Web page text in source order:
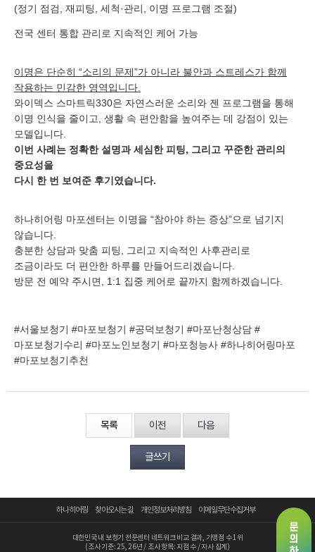
(정기 점검, 재피팅, 세척·관리, 이명 프로그램 조절)
전국 센터 통합 관리로 지속적인 케어 가능
이명은 단순히 “소리의 문제”가 아니라 불안과 스트레스가 함께
작용하는 민감한 영역입니다.
와이덱스 스마트릭330은 자연스러운 소리와 젠 프로그램을 통해
이명 인식을 줄이고, 생활 속 편안함을 높여주는 데 강점이 있는
모델입니다.
이번 사례는 정확한 설명과 세심한 피팅, 그리고 꾸준한 관리의
중요성을
다시 한 번 보여준 후기였습니다.
하나히어링 마포센터는 이명을 “참아야 하는 증상”으로 넘기지
않습니다.
충분한 상담과 맞춤 피팅, 그리고 지속적인 사후관리로
조금이라도 더 편안한 하루를 만들어드리겠습니다.
방문 전 예약 주시면, 1:1 집중 케어로 끝까지 함께하겠습니다.
#서울보청기 #마포보청기 #공덕보청기 #마포난청상담 #
마포보청기수리 #마포노인보청기 #마포청능사 #하나히어링마포
#마포보청기추천
목록 이전 다음
글쓰기
하나히어링 찾아오시는 길 개인정보처리방침 이메일무단수집거부
대한민국 내 보청기 전문센터 네트워크 비교 결과, 가맹점 수 1위
(조사 기준: 25, 26년 / 조사 항목: 지점 수 / 자사 집계)